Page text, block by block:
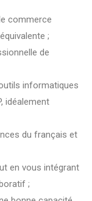
commerce
;
de
informatiques
idéalement
du français et
en vous intégrant
;